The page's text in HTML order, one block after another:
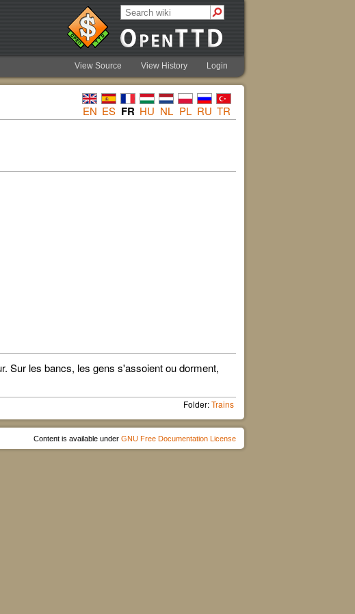
View Source View History Login
EN ES FR HU NL PL RU TR
Sur les bancs, les gens s'assoient ou dorment,
Folder:Trains
Content is available under GNU Free Documentation License